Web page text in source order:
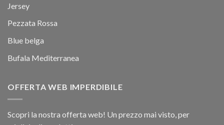
Jersey
Pezzata Rossa
Blue belga
Bufala Mediterranea
OFFERTA WEB IMPERDIBILE
Scopri la nostra offerta web! Un prezzo mai visto, per